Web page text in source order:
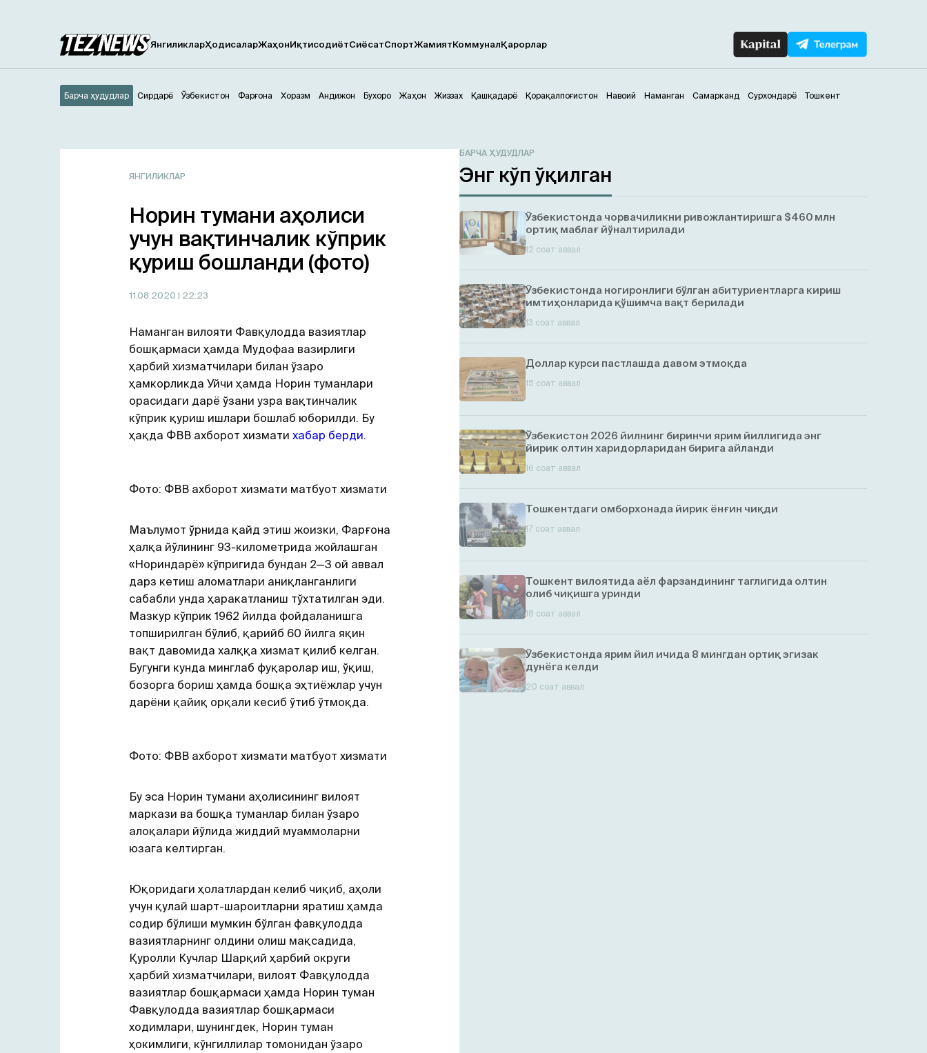
ЯнгиликларҲодисаларЖаҳонИқтисодиётСиёсатСпортЖамиятКоммуналҚарорлар
Андижон
Барча ҳудудлар Бухоро Жаҳон Жиззах Қашқадарё Қорақалпоғистон Навоий Наманган Самарканд
Сирдарё Сурхондарё Тошкент
Ўзбекистон Фарғона Хоразм
ЯНГИЛИКЛАР
Норин тумани аҳолиси
учун вақтинчалик кўприк
қуриш бошланди (фото)
11.08.2020 | 22:23
Наманган вилояти Фавқулодда вазиятлар
бошқармаси ҳамда Мудофаа вазирлиги
ҳарбий хизматчилари билан ўзаро
ҳамкорликда Уйчи ҳамда Норин туманлари
орасидаги дарё ўзани узра вақтинчалик
кўприк қуриш ишлари бошлаб юборилди. Бу
ҳақда ФВВ ахборот хизмати хабар берди.
Фото: ФВВ ахборот хизмати матбуот хизмати
Маълумот ўрнида қайд этиш жоизки, Фарғона
ҳалқа йўлининг 93-километрида жойлашган
«Нориндарё» кўпригида бундан 2—3 ой аввал
дарз кетиш аломатлари аниқланганлиги
сабабли унда ҳаракатланиш тўхтатилган эди.
Мазкур кўприк 1962 йилда фойдаланишга
топширилган бўлиб, қарийб 60 йилга яқин
вақт давомида халққа хизмат қилиб келган.
Бугунги кунда минглаб фуқаролар иш, ўқиш,
бозорга бориш ҳамда бошқа эҳтиёжлар учун
дарёни қайиқ орқали кесиб ўтиб ўтмоқда.
Фото: ФВВ ахборот хизмати матбуот хизмати
Бу эса Норин тумани аҳолисининг вилоят
маркази ва бошқа туманлар билан ўзаро
алоқалари йўлида жиддий муаммоларни
юзага келтирган.
Юқоридаги ҳолатлардан келиб чиқиб, аҳоли
учун қулай шарт-шароитларни яратиш ҳамда
содир бўлиши мумкин бўлган фавқулодда
вазиятларнинг олдини олиш мақсадида,
Қуролли Кучлар Шарқий ҳарбий округи
ҳарбий хизматчилари, вилоят Фавқулодда
вазиятлар бошқармаси ҳамда Норин туман
Фавқулодда вазиятлар бошқармаси
ходимлари, шунингдек, Норин туман
ҳокимлиги, кўнгиллилар томонидан ўзаро
БАРЧА ҲУДУДЛАР
Энг кўп ўқилган
Ўзбекистонда чорвачиликни ривожлантиришга $460 млн
ортиқ маблағ йўналтирилади
12 соат аввал
Ўзбекистонда ногиронлиги бўлган абитуриентларга кириш
имтиҳонларида қўшимча вақт берилади
13 соат аввал
Доллар курси пастлашда давом этмоқда
15 соат аввал
Ўзбекистон 2026 йилнинг биринчи ярим йиллигида энг
йирик олтин харидорларидан бирига айланди
16 соат аввал
Тошкентдаги омборхонада йирик ёнғин чиқди
17 соат аввал
Тошкент вилоятида аёл фарзандининг таглигида олтин
олиб чиқишга уринди
18 соат аввал
Ўзбекистонда ярим йил ичида 8 мингдан ортиқ эгизaк
дунёга келди
20 соат аввал